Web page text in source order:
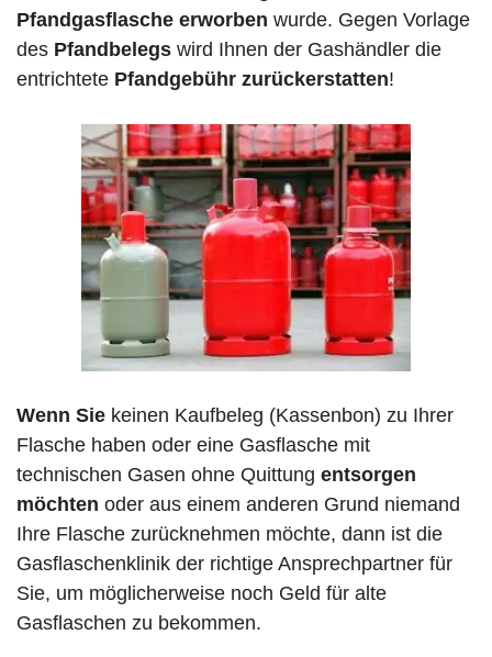
Pfandgasflasche erworben wurde. Gegen Vorlage
des Pfandbelegs wird Ihnen der Gashändler die
entrichtete Pfandgebühr zurückerstatten!
Wenn Sie keinen Kaufbeleg (Kassenbon) zu Ihrer
Flasche haben oder eine Gasflasche mit
technischen Gasen ohne Quittung entsorgen
möchten oder aus einem anderen Grund niemand
Ihre Flasche zurücknehmen möchte, dann ist die
Gasflaschenklinik der richtige Ansprechpartner für
Sie, um möglicherweise noch Geld für alte
Gasflaschen zu bekommen.